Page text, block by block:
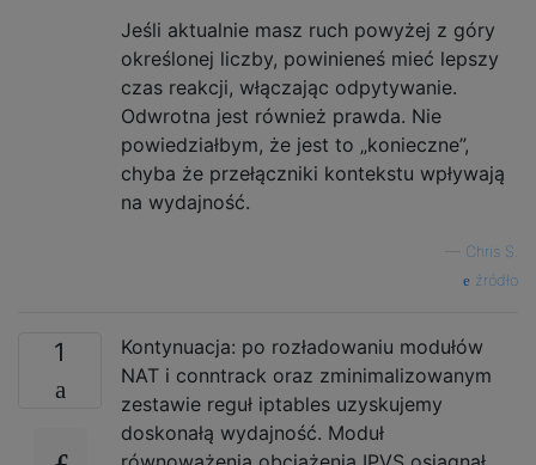
Jeśli aktualnie masz ruch powyżej z góry
określonej liczby, powinieneś mieć lepszy
czas reakcji, włączając odpytywanie.
Odwrotna jest również prawda. Nie
powiedziałbym, że jest to „konieczne”,
chyba że przełączniki kontekstu wpływają
na wydajność.
Chris S.
źródło
1
Kontynuacja: po rozładowaniu modułów
NAT i conntrack oraz zminimalizowanym
zestawie reguł iptables uzyskujemy
doskonałą wydajność. Moduł